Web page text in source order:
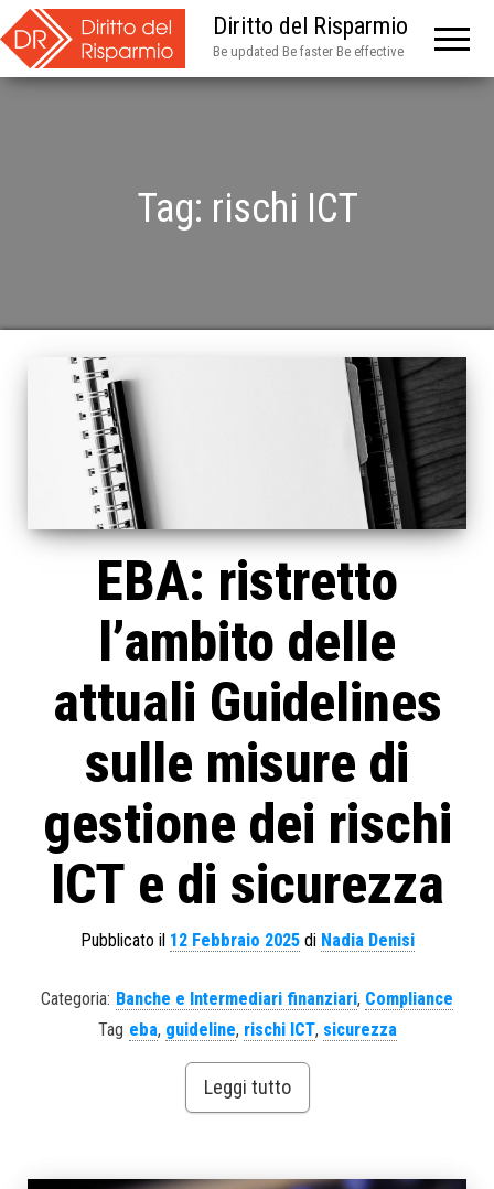
Diritto del Risparmio
Be updated Be faster Be effective
Tag: rischi ICT
EBA: ristretto
l’ambito delle
attuali Guidelines
sulle misure di
gestione dei rischi
ICT e di sicurezza
Pubblicato il 12 Febbraio 2025di Nadia Denisi
Categoria: Banche e Intermediari finanziari, Compliance
Tag eba, guideline, rischi ICT, sicurezza
Leggi tutto